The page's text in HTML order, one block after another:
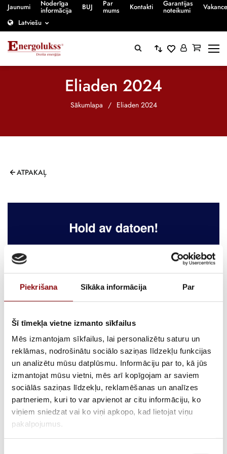
Piekrišana Sīkāka informācija Par
Šī tīmekļa vietne izmanto sīkfailus
Mēs izmantojam sīkfailus, lai personalizētu saturu un
reklāmas, nodrošinātu sociālo saziņas līdzekļu funkcijas
un analizētu mūsu datplūsmu. Informāciju par to, kā jūs
izmantojat mūsu vietni, mēs arī kopīgojam ar saviem
sociālās saziņas līdzekļu, reklamēšanas un analīzes
partneriem, kuri to var apvienot ar citu informāciju, ko
viņiem sniedzat vai ko viņi apkopo, kad lietojat viņu
pakalpojumus.
Jaunumi Noderīga
informācija BUJ Par
mums Kontakti Garantijas
noteikumi
Latviešu
Eliaden 2024
Sākumlapa / Eliaden 2024
ATPAKAĻ